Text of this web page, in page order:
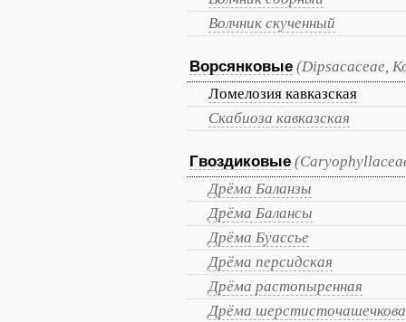
Волчник скученный
Ворсянковые (Dipsacaceae,
Ломелозия кавказская
Скабиоза кавказская
Гвоздиковые
Дрёма Баланзы
Дрёма Балансы
Дрёма Буассье
Дрёма персидская
Дрёма растопыренная
Дрёма